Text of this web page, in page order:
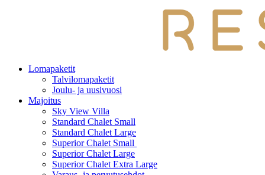
Lomapaketit
Talvilomapaketit
Joulu- ja uusivuosi
Majoitus
Sky View Villa
Standard Chalet Small
Standard Chalet Large
Superior Chalet Small
Superior Chalet Large
Superior Chalet Extra Large